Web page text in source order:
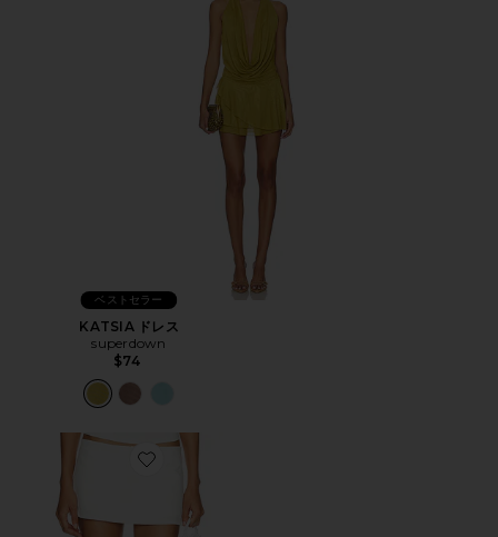
ベストセラー
KATSIA ドレス
superdown
$74
Favorite RHODE MINI スカート